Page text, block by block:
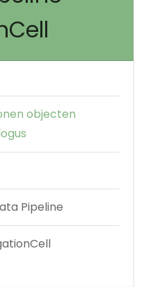
objecten
Pipeline